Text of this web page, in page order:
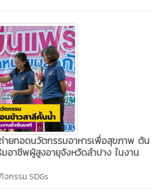
ายทอดนวัตกรรมอาหารเพื่อสุขภาพ ต้น
อาชีพผู้สูงอายุจังหวัดลำปาง ในงาน
จกรรมSDGs